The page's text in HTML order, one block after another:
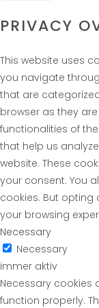
PRIVACY
This website uses
you navigate
that are
browser as they
functionalities of
that help us
website. These
your consent. You
cookies. But
your browsing
Necessary
Necessary
immer aktiv
Necessary cookies
function properly.